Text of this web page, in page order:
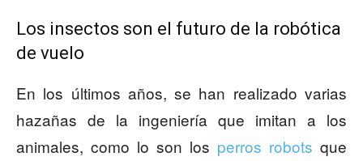
Los insectos son el futuro de la robótica
de vuelo
En los últimos años, se han realizado varias
hazañas de la ingeniería que imitan a los
animales, como lo son los perros robots que